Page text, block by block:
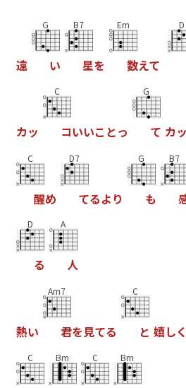
遠
G
い
B7
星を
Em
数えて
D
カッ
C
コいいこ とっ
G
て カッ
C
醒め
D7
てるよ り
G
も
B7
D
る
A
人
熱い
Am7
君を見てる
C
と 嬉しく
C Bm C Bm